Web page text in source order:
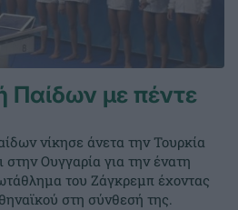
Παίδων με πέντε
νίκησε άνετα την Τουρκία
Ουγγαρία για την ένατη
του Ζάγκρεμπ έχοντας
στη σύνθεσή της.